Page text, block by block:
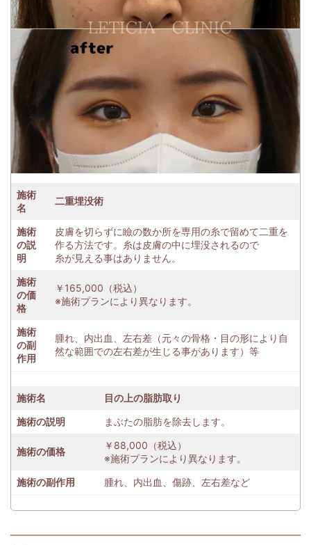
施術
名
二重埋没術
施術
の説
明
皮膚を切らずに瞼の数か所を専用の糸で留めて二重を
作る方法です。糸は皮膚の中に埋没されるので
糸が見える事はありません。
施術
の価
格
￥165,000（税込）
※施術プランにより異なります。
施術
の副
作用
腫れ、内出血、左右差（元々の骨格・目の形により自
然な範囲での左右差が生じる事があります）等
施術名
目の上の脂肪取り
施術の説明
まぶたの脂肪を除去します。
施術の価格
￥88,000（税込）
※施術プランにより異なります。
施術の副作用
腫れ、内出血、傷跡、左右差など